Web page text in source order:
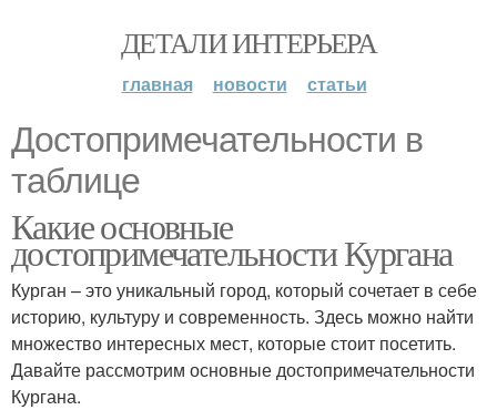
ДЕТАЛИ ИНТЕРЬЕРА
главная новости статьи
Достопримечательности в
таблице
Какие основные
достопримечательности Кургана
Курган – это уникальный город, который сочетает в себе
историю, культуру и современность. Здесь можно найти
множество интересных мест, которые стоит посетить.
Давайте рассмотрим основные достопримечательности
Кургана.